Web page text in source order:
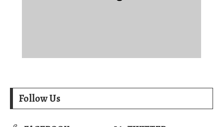
Follow Us